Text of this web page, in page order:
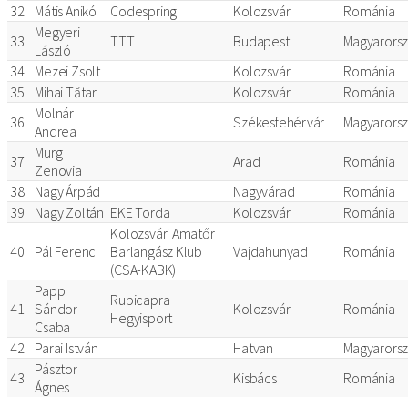
32 Mátis Anikó Codespring Kolozsvár
Románia
33
Megyeri
László
TTT Budapest
34
Mezei Zsolt Kolozsvár
Románia
35
Mihai Tătar Kolozsvár
Románia
36
Molnár
Andrea
Székesfehérvár
37
Murg
Zenovia
Arad
Románia
38
Nagy Árpád Nagyvárad
Románia
39
Nagy Zoltán EKE Torda Kolozsvár Románia
40 Pál Ferenc
Kolozsvári Amatőr
Barlangász Klub
(CSA-KABK)
Vajdahunyad Románia
41
Papp
Sándor
Csaba
Rupicapra
Hegyisport
Kolozsvár Románia
42 Parai István Hatvan
43
Pásztor
Ágnes
Kisbács Románia